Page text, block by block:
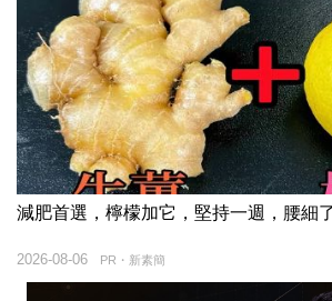
減肥首選，檸檬加它，堅持一週，腰細
PR・新素簡
2026-08-06